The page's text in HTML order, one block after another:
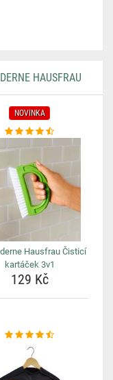
HAUSFRAU
NOVINKA
Hausfrau Čisticí
kartáček 3v1
129 Kč